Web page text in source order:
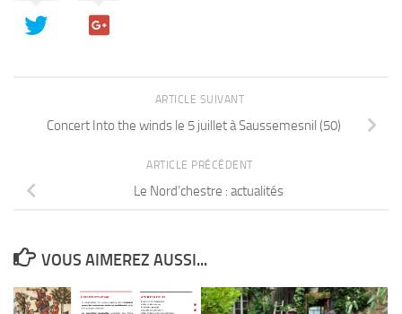
ARTICLE SUIVANT
Concert Into the winds le 5 juillet à Saussemesnil (50)
ARTICLE PRÉCÉDENT
Le Nord’chestre : actualités
VOUS AIMEREZ AUSSI...